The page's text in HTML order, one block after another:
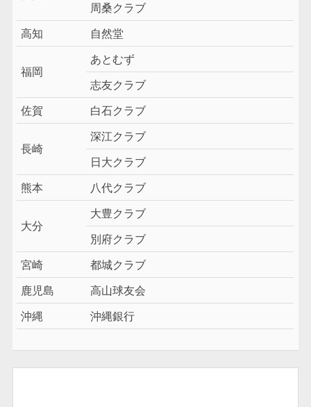
周桑クラブ
高知
自然堂
福岡
あとむず
志友クラブ
佐賀
白石クラブ
長崎
深江クラブ
日大クラブ
熊本
八代クラブ
大分
大豊クラブ
別府クラブ
宮崎
都城クラブ
鹿児島
高山球友会
沖縄
沖縄銀行